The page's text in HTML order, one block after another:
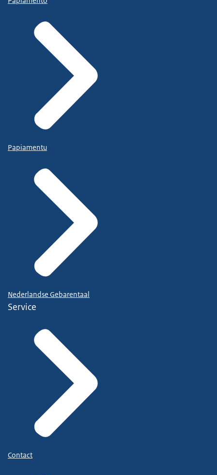
Papiamentu
Nederlandse Gebarentaal
Service
Contact